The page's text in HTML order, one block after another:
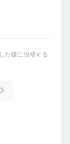
た後に投稿する
keyboard_arrow_right